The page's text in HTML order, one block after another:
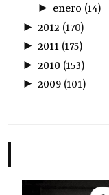
► enero (14)
► 2012 (170)
►2011 (175)
► 2010 (153)
►2009 (101)